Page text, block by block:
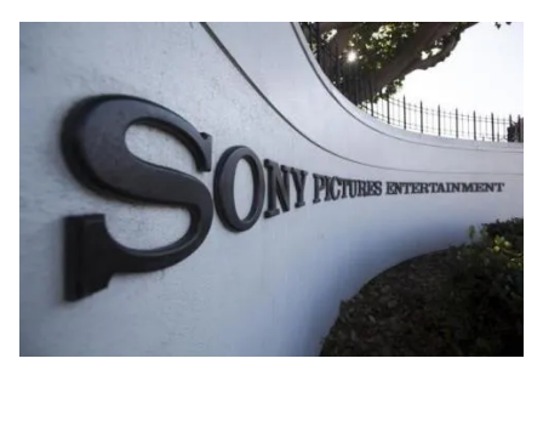
Tư vấn
Chuyên mục khác
Emagazine Podcast
Infographic
Shorts video